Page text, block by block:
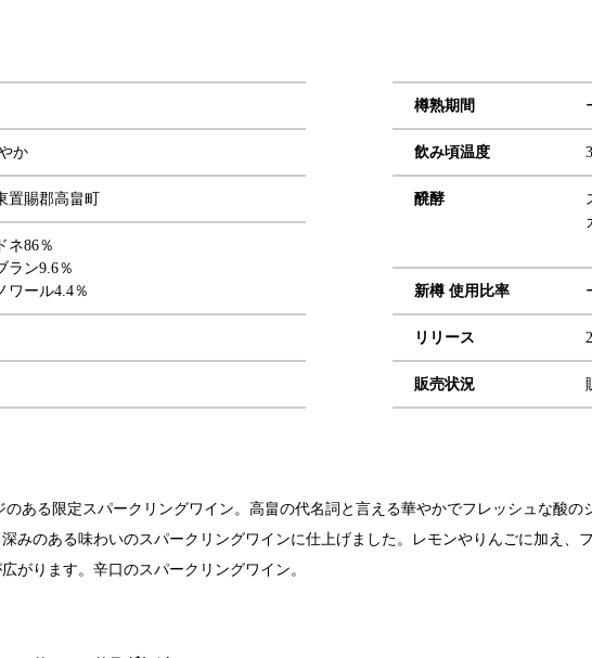
か
置賜郡高畠町
ネ86％
ラン9.6％
ワール4.4％
樽熟期間
飲み頃温度
醗酵
新樽 使用比率
リリース
販売状況
ある限定スパークリングワイン。高畠の代名詞と言える華やかでフレッシュな酸
みのある味わいのスパークリングワインに仕上げました。レモンやりんごに加え、
が広がります。辛口のスパークリングワイン。